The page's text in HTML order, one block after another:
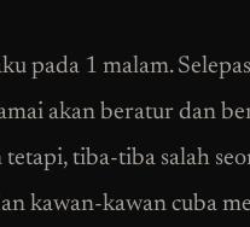
pada 1 malam.
akan beratur dan
tiba-tiba salah
kawan-kawan cuba